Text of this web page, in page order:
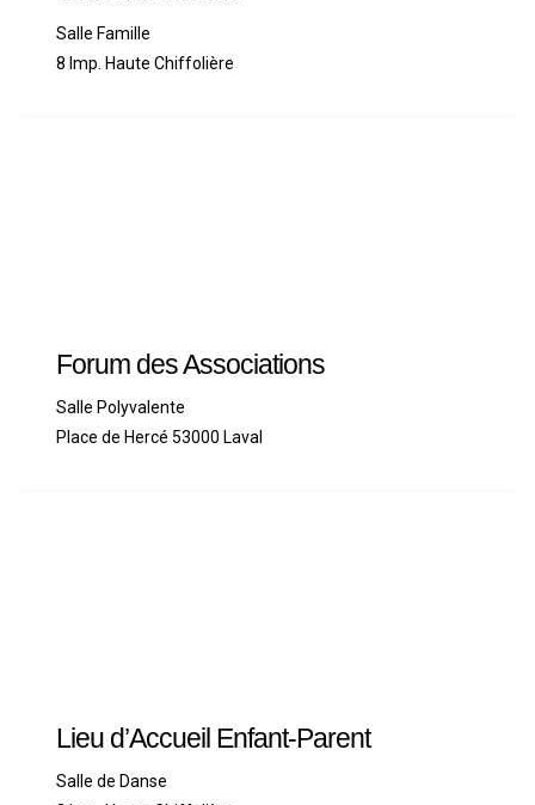
Salle Famille
8 Imp. Haute Chiffolière
Forum des Associations
Salle Polyvalente
Place de Hercé 53000 Laval
Lieu d’Accueil Enfant-Parent
Salle de Danse